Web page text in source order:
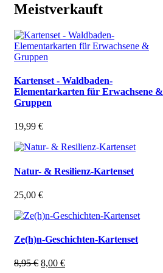
Meistverkauft
Kartenset - Waldbaden-
Elementarkarten für Erwachsene &
Gruppen
19,99 €
Natur- & Resilienz-Kartenset
25,00 €
Ze(h)n-Geschichten-Kartenset
8,95€ Ursprünglicher
8,00 €Aktueller